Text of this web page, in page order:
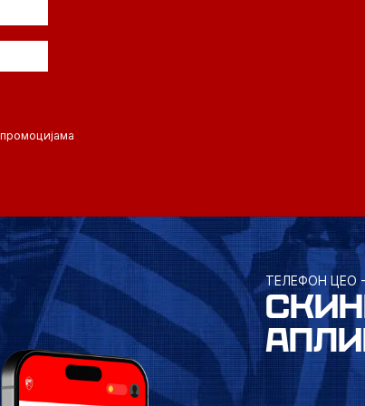
ТЕЛЕФОН ЦЕО